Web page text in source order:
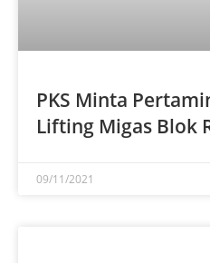
PKS Minta
Lifting Migas Blok
09/11/2021